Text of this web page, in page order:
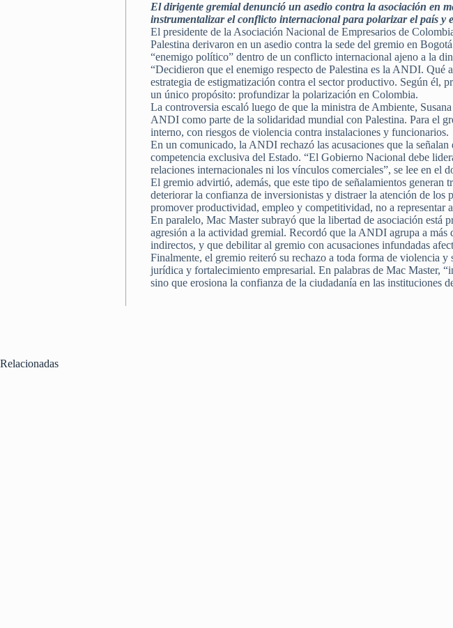
El dirigente gremial denunció un asedio contra la asociación en
instrumentalizar el conflicto internacional para polarizar el país y
El presidente de la Asociación Nacional de Empresarios de
Palestina derivaron en un asedio contra la sede del gremio en
“enemigo político” dentro de un conflicto internacional ajeno a la
“Decidieron que el enemigo respecto de Palestina es la ANDI.
estrategia de estigmatización contra el sector productivo. Según él,
un único propósito: profundizar la polarización en Colombia.
La controversia escaló luego de que la ministra de Ambiente,
ANDI como parte de la solidaridad mundial con Palestina. Para el
interno, con riesgos de violencia contra instalaciones y funcionarios.
En un comunicado, la ANDI rechazó las acusaciones que la
competencia exclusiva del Estado. “El Gobierno Nacional debe
relaciones internacionales ni los vínculos comerciales”, se lee en el
El gremio advirtió, además, que este tipo de señalamientos
deteriorar la confianza de inversionistas y distraer la atención de
promover productividad, empleo y competitividad, no a representar
En paralelo, Mac Master subrayó que la libertad de asociación
agresión a la actividad gremial. Recordó que la ANDI agrupa a más
indirectos, y que debilitar al gremio con acusaciones infundadas
Finalmente, el gremio reiteró su rechazo a toda forma de violencia
jurídica y fortalecimiento empresarial. En palabras de Mac Master,
sino que erosiona la confianza de la ciudadanía en las instituciones
Relacionadas